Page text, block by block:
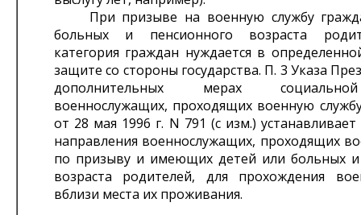
При призыве на военную службу
больных и пенсионного возраста
категория граждан нуждается в
защите со стороны государства. П. 3 Указа
дополнительных мерах
военнослужащих, проходящих военную
от 28 мая 1996 г. N 791 (с изм.)
направления военнослужащих, проходящих
по призыву и имеющих детей или больных и
возраста родителей, для прохождения
вблизи места их проживания.